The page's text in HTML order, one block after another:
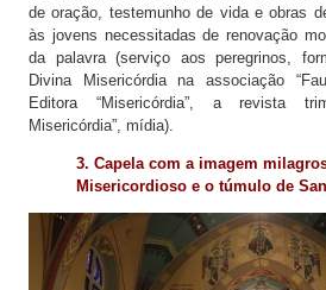
de oração, testemunho de vida e obras
às jovens necessitadas de renovação
da palavra (serviço aos peregrinos,
Divina Misericórdia na associação
Editora “Misericórdia”, a revista
Misericórdia”, mídia).
3. Capela com a imagem
Misericordioso e o túmulo de